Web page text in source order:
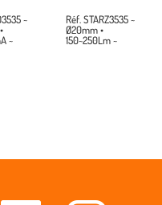
~
~
Réf. STARZ3535 ~
Ø20mm •
150~250Lm ~